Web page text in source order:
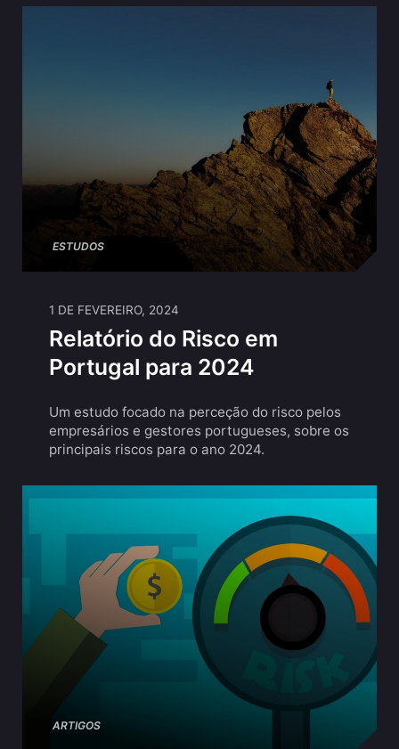
ESTUDOS
1 DE FEVEREIRO, 2024
Relatório do Risco em
Portugal para 2024
Um estudo focado na perceção do risco pelos
empresários e gestores portugueses, sobre os
principais riscos para o ano 2024.
ARTIGOS